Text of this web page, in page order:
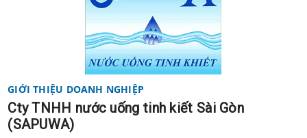
GIỚI THIỆU DOANH NGHIỆP
Cty TNHH nước uống tinh kiết Sài Gòn
(SAPUWA)